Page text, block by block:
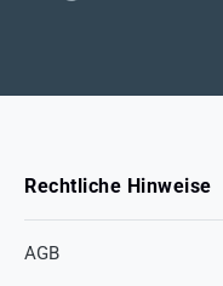
Rechtliche Hinweise
AGB